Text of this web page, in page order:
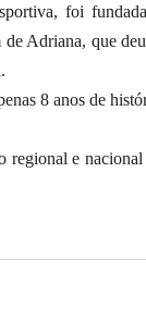
foi
Adriana, que
8 anos de
regional e